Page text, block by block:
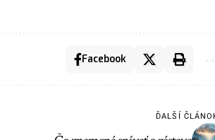
Facebook
ĎALŠÍ